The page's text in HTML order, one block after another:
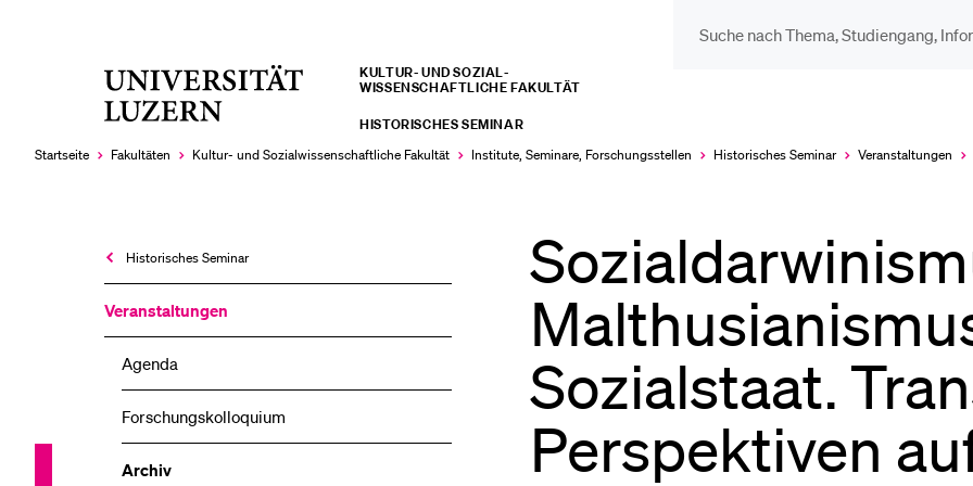
Universität
KULTUR- UND SOZIAL­­­
WISSENSCHAFTLICHE FAKULTÄT
HISTORISCHES SEMINAR
Startseite
Fakultäten Kultur- und Sozial­­wissenschaftliche Fakultät Institute, Seminare, Forschungsstellen Historisches Seminar Veranstaltungen
Historisches Seminar
Veranstaltungen
Agenda
Forschungskolloquium
Archiv
Sozialstaat.
Perspektiven
LETZTE SUCHEN
Sie haben noch keine Suche getätigt.
DIE UNI FÜR…
Schulklassen und
Studien­interessierte
Studierende